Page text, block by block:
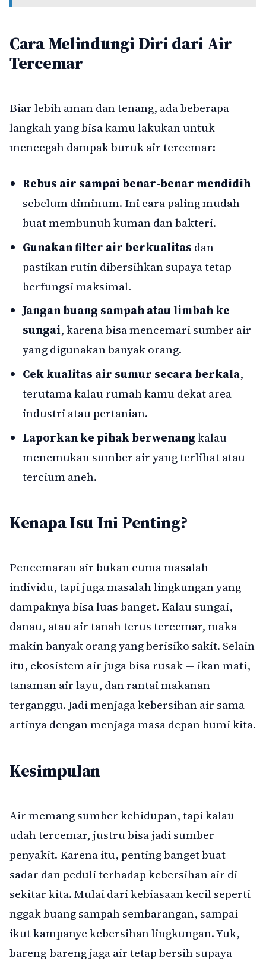
Cara Melindungi Diri dari Air
Tercemar
Biar lebih aman dan tenang, ada beberapa
langkah yang bisa kamu lakukan untuk
mencegah dampak buruk air tercemar:
Rebus air sampai benar-benar mendidih
sebelum diminum. Ini cara paling mudah
buat membunuh kuman dan bakteri.
Gunakan filter air berkualitas dan
pastikan rutin dibersihkan supaya tetap
berfungsi maksimal.
Jangan buang sampah atau limbah ke
sungai, karena bisa mencemari sumber air
yang digunakan banyak orang.
Cek kualitas air sumur secara berkala,
terutama kalau rumah kamu dekat area
industri atau pertanian.
Laporkan ke pihak berwenangkalau
menemukan sumber air yang terlihat atau
tercium aneh.
Kenapa Isu Ini Penting?
Pencemaran air bukan cuma masalah
individu, tapi juga masalah lingkungan yang
dampaknya bisa luas banget. Kalau sungai,
danau, atau air tanah terus tercemar, maka
makin banyak orang yang berisiko sakit. Selain
itu, ekosistem air juga bisa rusak — ikan mati,
tanaman air layu, dan rantai makanan
terganggu. Jadi menjaga kebersihan air sama
artinya dengan menjaga masa depan bumi kita.
Kesimpulan
Air memang sumber kehidupan, tapi kalau
udah tercemar, justru bisa jadi sumber
penyakit. Karena itu, penting banget buat
sadar dan peduli terhadap kebersihan air di
sekitar kita. Mulai dari kebiasaan kecil seperti
nggak buang sampah sembarangan, sampai
ikut kampanye kebersihan lingkungan. Yuk,
bareng-bareng jaga air tetap bersih supaya